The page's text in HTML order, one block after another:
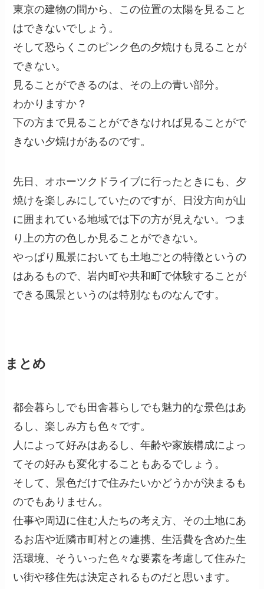
東京の建物の間から、この位置の太陽を見ること
はできないでしょう。
そして恐らくこのピンク色の夕焼けも見ることが
できない。
見ることができるのは、その上の青い部分。
わかりますか？
下の方まで見ることができなければ見ることがで
きない夕焼けがあるのです。
先日、オホーツクドライブに行ったときにも、夕
焼けを楽しみにしていたのですが、日没方向が山
に囲まれている地域では下の方が見えない。つま
り上の方の色しか見ることができない。
やっぱり風景においても土地ごとの特徴というの
はあるもので、岩内町や共和町で体験することが
できる風景というのは特別なものなんです。
まとめ
都会暮らしでも田舎暮らしでも魅力的な景色はあ
るし、楽しみ方も色々です。
人によって好みはあるし、年齢や家族構成によっ
てその好みも変化することもあるでしょう。
そして、景色だけで住みたいかどうかが決まるも
のでもありません。
仕事や周辺に住む人たちの考え方、その土地にあ
るお店や近隣市町村との連携、生活費を含めた生
活環境、そういった色々な要素を考慮して住みた
い街や移住先は決定されるものだと思います。